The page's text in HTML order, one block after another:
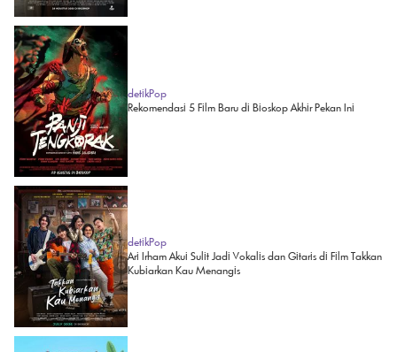
detikPop
Rekomendasi 5 Film Baru di Bioskop Akhir Pekan Ini
detikPop
Ari Irham Akui Sulit Jadi Vokalis dan Gitaris di Film Takkan
Kubiarkan Kau Menangis